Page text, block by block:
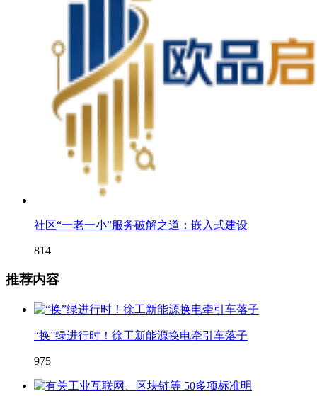
社区“一老一小”服务破解之道：嵌入式建设
814
推荐内容
“换”绿进行时！徐工新能源换电牵引车落子
975